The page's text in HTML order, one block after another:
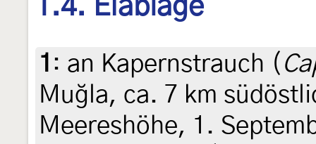
1.4. Eiablage
1 : an Kapernstrauch (
Muğla, ca. 7 km
Meereshöhe, 1.